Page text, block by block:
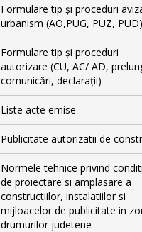
Formulare tip și proceduri
urbanism (AO,PUG, PUZ, PUD)
Formulare tip și proceduri
autorizare (CU, AC/ AD,
comunicări, declarații)
Liste acte emise
Publicitate autorizatii de
Normele tehnice privind
de proiectare si amplasare a
constructiilor, instalatiilor si
mijloacelor de publicitate in
drumurilor judetene